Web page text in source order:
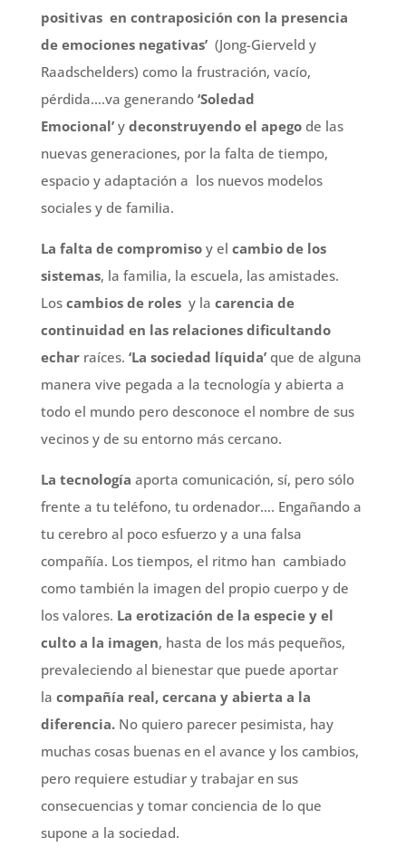
positivas en contraposición con la presencia
de emociones negativas’ (Jong-Gierveld y
Raadschelders) como la frustración, vacío,
pérdida….va generando ‘Soledad
Emocional’ y deconstruyendo el apego de las
nuevas generaciones, por la falta de tiempo,
espacio y adaptación a los nuevos modelos
sociales y de familia.
La falta de compromiso y el cambio de los
sistemas, la familia, la escuela, las amistades.
Los cambios de roles y la carencia de
continuidad en las relaciones dificultando
echar raíces. ‘La sociedad líquida’ que de alguna
manera vive pegada a la tecnología y abierta a
todo el mundo pero desconoce el nombre de sus
vecinos y de su entorno más cercano.
La tecnología aporta comunicación, sí, pero sólo
frente a tu teléfono, tu ordenador…. Engañando a
tu cerebro al poco esfuerzo y a una falsa
compañía. Los tiempos, el ritmo han cambiado
como también la imagen del propio cuerpo y de
los valores. La erotización de la especie y el
culto a la imagen, hasta de los más pequeños,
prevaleciendo al bienestar que puede aportar
la compañía real, cercana y abierta a la
diferencia. No quiero parecer pesimista, hay
muchas cosas buenas en el avance y los cambios,
pero requiere estudiar y trabajar en sus
consecuencias y tomar conciencia de lo que
supone a la sociedad.